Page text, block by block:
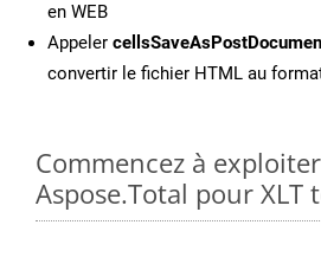
en WEB
Appeler
convertir le fichier HTML au
Commencez à exploiter
Aspose.Total pour XLT